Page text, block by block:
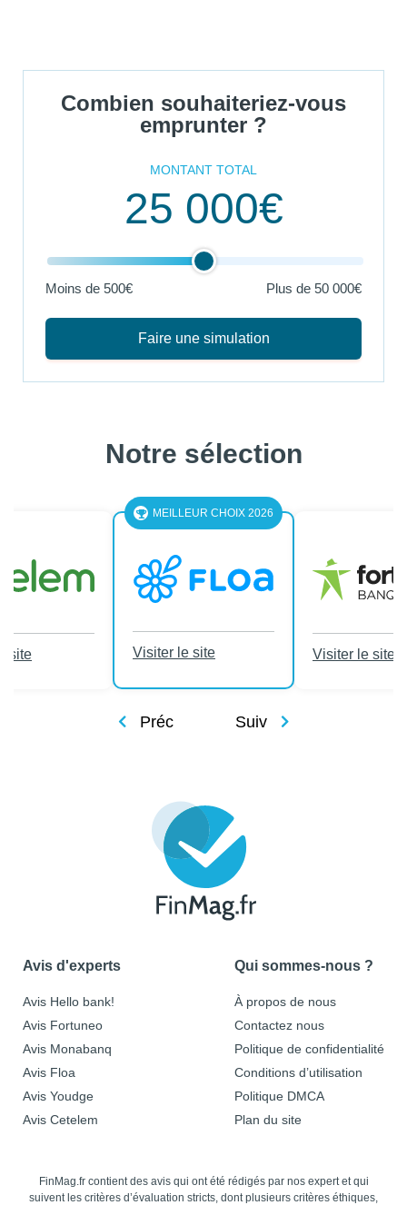
Combien souhaiteriez-vous
emprunter ?
MONTANT TOTAL
25 000€
Moins de 500€ Plus de 50 000€
Faire une simulation
Notre sélection
site
MEILLEUR CHOIX 2026
Visiter le site Visiter le site
Préc Suiv
Avis d'experts
Avis Hello bank!
Avis Fortuneo
Avis Monabanq
Avis Floa
Avis Youdge
Avis Cetelem
Qui sommes-nous ?
À propos de nous
Contactez nous
Politique de confidentialité
Conditions d’utilisation
Politique DMCA
Plan du site
FinMag.fr contient des avis qui ont été rédigés par nos expert et qui
suivent les critères d’évaluation stricts, dont plusieurs critères éthiques,